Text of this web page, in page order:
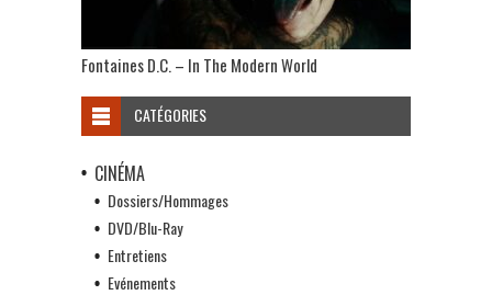
Fontaines D.C. – In The Modern World
CATÉGORIES
CINÉMA
Dossiers/Hommages
DVD/Blu-Ray
Entretiens
Evénements